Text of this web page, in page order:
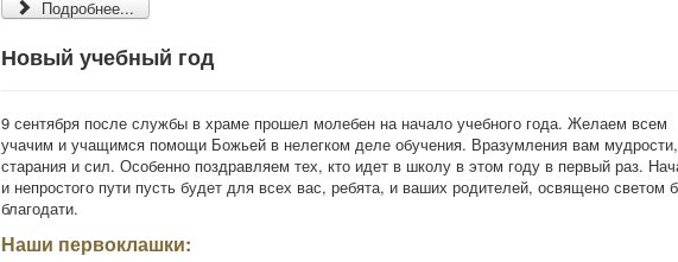
Подробнее...
Новый учебный год
9 сентября после службы в храме прошел молебен на начало учебного года. Желаем всем
учачим и учащимся помощи Божьей в нелегком деле обучения. Вразумления вам мудрости,
старания и сил. Особенно поздравляем тех, кто идет в школу в этом году в первый раз.
и непростого пути пусть будет для всех вас, ребята, и ваших родителей, освящено светом
благодати.
Наши первоклашки: